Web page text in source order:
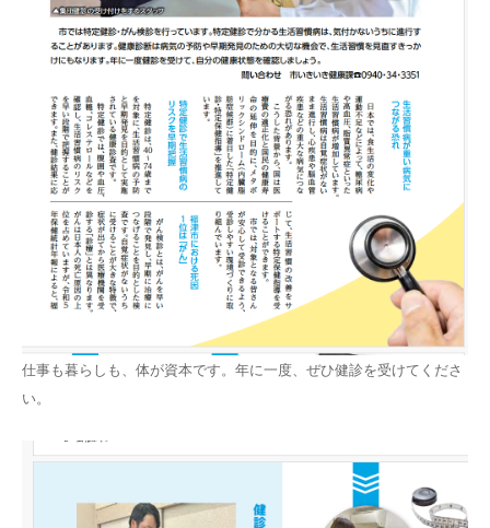
仕事も暮らしも、体が資本です。年に一度、ぜひ健診を受けてくださ
い。